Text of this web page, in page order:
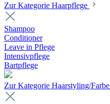
Zur Kategorie Haarpflege
Shampoo
Conditioner
Leave in Pflege
Intensivpflege
Bartpflege
Zur Kategorie Haarstyling/Farbe